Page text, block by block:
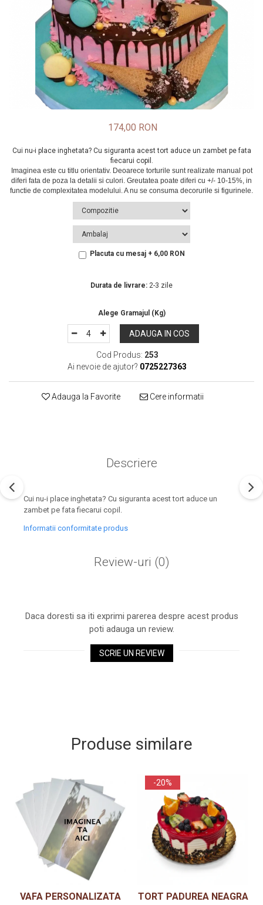
174,00 RON
Cui nu-i place inghetata? Cu siguranta acest tort aduce un zambet pe fata
fiecarui copil.
Placuta cu mesaj + 6,00 RON
Durata de livrare: 2-3 zile
ADAUGA IN COS
Cod Produs: 253
Ai nevoie de ajutor? 0725227363
Adauga la Favorite Cere informatii
Descriere
Cui nu-i place inghetata? Cu siguranta acest tort aduce un
zambet pe fata fiecarui copil.
Informatii conformitate produs
Review-uri (0)
Daca doresti sa iti exprimi parerea despre acest produs
poti adauga un review.
SCRIE UN REVIEW
Produse similare
VAFA PERSONALIZATA
-20%
TORT PADUREA NEAGRA